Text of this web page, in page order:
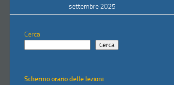
settembre 2025
Cerca
Cerca
Schermo orario delle lezioni